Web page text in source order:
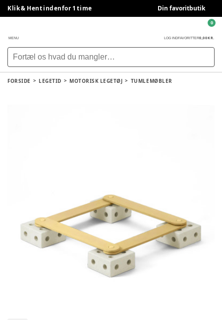
Klik & Hent indenfor 1 time Din favoritbutik
MENU LOG INDFAVORITTER0,00 KR.
0
FORSIDE LEGETID MOTORISK LEGETØJ TUMLEMØBLER